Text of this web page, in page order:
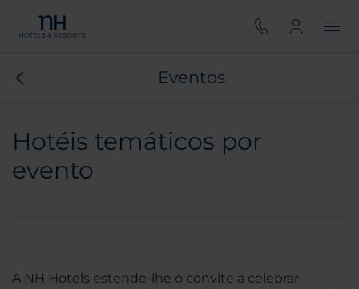
Eventos
Hotéis temáticos por
evento
A NH Hotels estende-lhe o convite a celebrar